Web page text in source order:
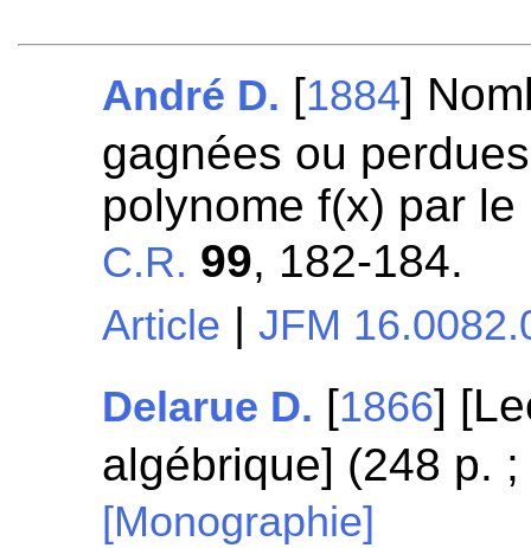
André D. [1884]
gagnées ou
polynome f(x) par
C.R. 99, 182-184.
Article |JFM
Delarue D. [1866]
algébrique] (248 p.
[Monographie]